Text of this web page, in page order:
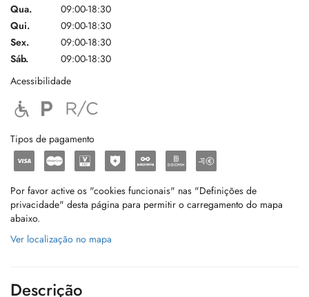
Qua.
09:00-18:30
Qui.
09:00-18:30
Sex.
09:00-18:30
Sáb.
09:00-18:30
Acessibilidade
Tipos de pagamento
Por favor active os "cookies funcionais" nas "Definições de
privacidade" desta página para permitir o carregamento do mapa
abaixo.
Ver localização no mapa
Descrição